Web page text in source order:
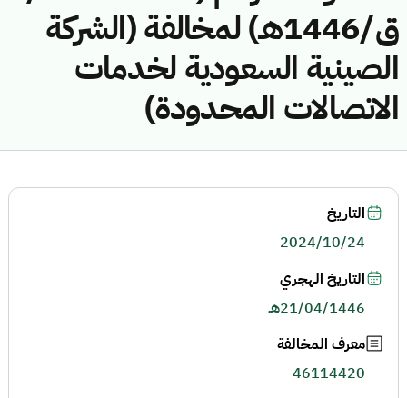
ق/1446هـ) لمخالفة (الشركة
الصينية السعودية لخدمات
الاتصالات المحدودة)
التاريخ
2024/10/24
التاريخ الهجري
21/04/1446هـ
معرف المخالفة
46114420